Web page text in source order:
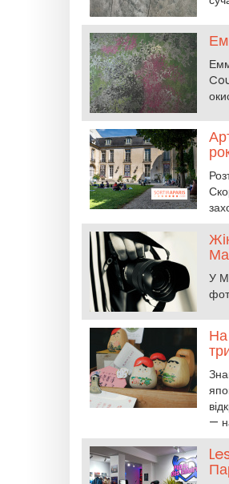
У
На
—